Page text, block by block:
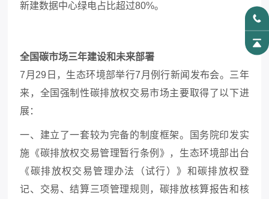
新建数据中心绿电占比超过80%。
全国碳市场三年建设和未来部署
7月29日，生态环境部举行7月例行新闻发布会。三年
来，全国强制性碳排放权交易市场主要取得了以下进
展：
一、建立了一套较为完备的制度框架。国务院印发实
施《碳排放权交易管理暂行条例》，生态环境部出台
《碳排放权交易管理办法（试行）》和碳排放权登
记、交易、结算三项管理规则，碳排放核算报告和核